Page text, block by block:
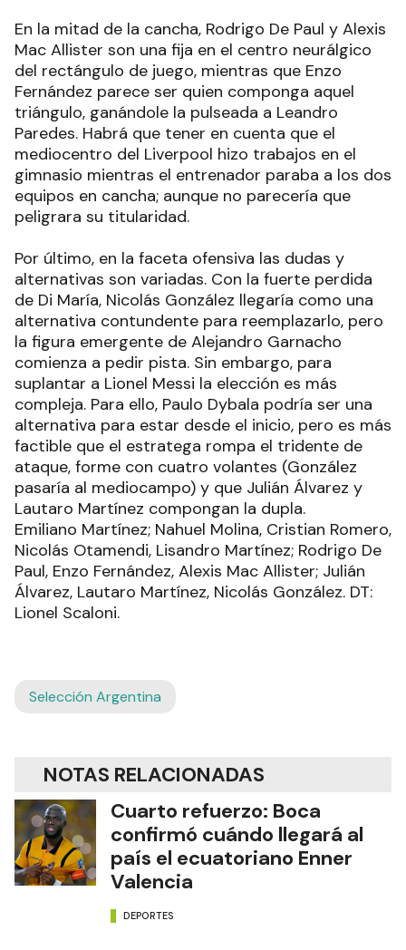
En la mitad de la cancha, Rodrigo De Paul y Alexis
Mac Allister son una fija en el centro neurálgico
del rectángulo de juego, mientras que Enzo
Fernández parece ser quien componga aquel
triángulo, ganándole la pulseada a Leandro
Paredes. Habrá que tener en cuenta que el
mediocentro del Liverpool hizo trabajos en el
gimnasio mientras el entrenador paraba a los dos
equipos en cancha; aunque no parecería que
peligrara su titularidad.
Por último, en la faceta ofensiva las dudas y
alternativas son variadas. Con la fuerte perdida
de Di María, Nicolás González llegaría como una
alternativa contundente para reemplazarlo, pero
la figura emergente de Alejandro Garnacho
comienza a pedir pista. Sin embargo, para
suplantar a Lionel Messi la elección es más
compleja. Para ello, Paulo Dybala podría ser una
alternativa para estar desde el inicio, pero es más
factible que el estratega rompa el tridente de
ataque, forme con cuatro volantes (González
pasaría al mediocampo) y que Julián Álvarez y
Lautaro Martínez compongan la dupla.
Emiliano Martínez; Nahuel Molina, Cristian Romero,
Nicolás Otamendi, Lisandro Martínez; Rodrigo De
Paul, Enzo Fernández, Alexis Mac Allister; Julián
Álvarez, Lautaro Martínez, Nicolás González. DT:
Lionel Scaloni.
Selección Argentina
NOTAS RELACIONADAS
Cuarto refuerzo: Boca
confirmó cuándo llegará al
país el ecuatoriano Enner
Valencia
DEPORTES